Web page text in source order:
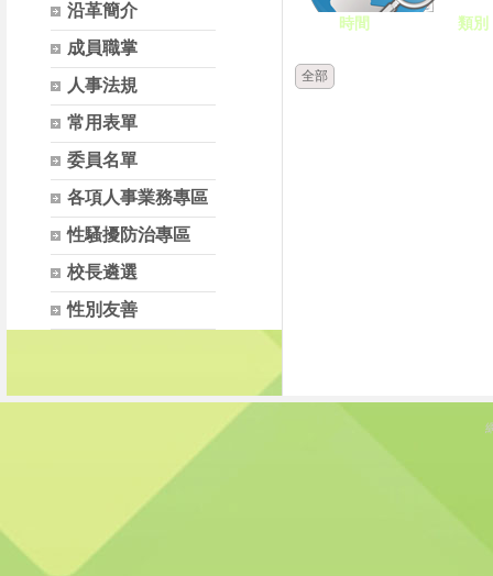
沿革簡介
成員職掌
人事法規
常用表單
委員名單
各項人事業務專區
性騷擾防治專區
校長遴選
性別友善
時間 類別
全部